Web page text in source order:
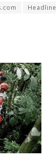
Headline